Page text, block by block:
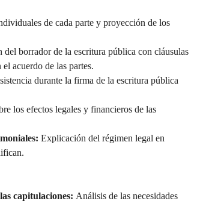
de cada parte y proyección de los
del borrador de la escritura pública con cláusulas
acuerdo de las partes.
durante la firma de la escritura pública
los efectos legales y financieros de las
Explicación del régimen legal en
capitulaciones: Análisis de las necesidades